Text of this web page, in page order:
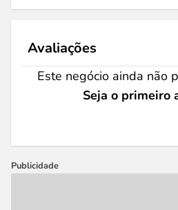
Avaliações
Este negócio ainda não
Seja o primeiro
Publicidade